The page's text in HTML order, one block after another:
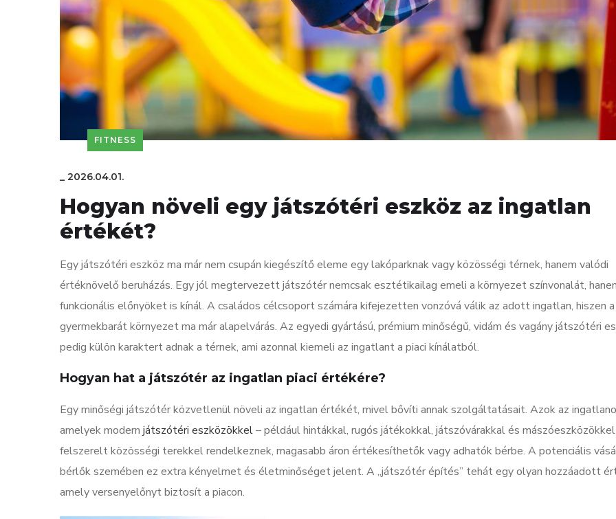
FITNESS
_ 2026.04.01.
Hogyan növeli egy játszótéri eszköz az ingatlan
értékét?
Egy játszótéri eszköz ma már nem csupán kiegészítő eleme egy lakóparknak vagy közösségi térnek, hanem valódi
értéknövelő beruházás. Egy jól megtervezett játszótér nemcsak esztétikailag emeli a környezet színvonalát,
funkcionális előnyöket is kínál. A családos célcsoport számára kifejezetten vonzóvá válik az adott ingatlan, hiszen a
gyermekbarát környezet ma már alapelvárás. Az egyedi gyártású, prémium minőségű, vidám és vagány játszótéri
pedig külön karaktert adnak a térnek, ami azonnal kiemeli az ingatlant a piaci kínálatból.
Hogyan hat a játszótér az ingatlan piaci értékére?
Egy minőségi játszótér közvetlenül növeli az ingatlan értékét, mivel bővíti annak szolgáltatásait. Azok az
amelyek modern játszótéri eszközökkel– például hintákkal, rugós játékokkal, játszóvárakkal és
felszerelt közösségi terekkel rendelkeznek, magasabb áron értékesíthetők vagy adhatók bérbe. A potenciális
bérlők szemében ez extra kényelmet és életminőséget jelent. A „játszótér építés” tehát egy olyan hozzáadott
amely versenyelőnyt biztosít a piacon.